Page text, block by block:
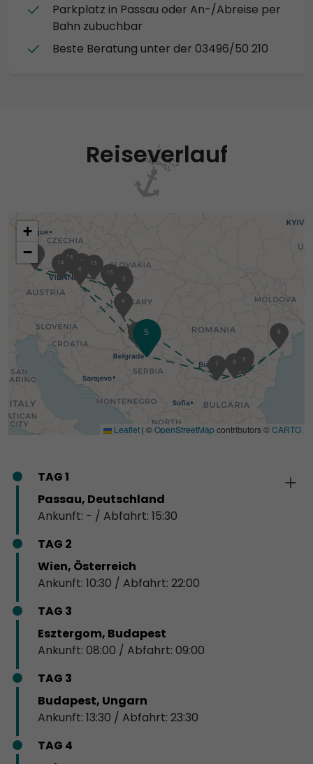
Parkplatz in Passau oder An-/Abreise per
Bahn zubuchbar
Beste Beratung unter der 03496/50 210
Reiseverlauf
2
3
4
5
6
7
7
8
9
9
11
13
13
14
14
15
+
−
Leaflet | ©OpenStreetMapcontributors ©CARTO
TAG 1
Passau, Deutschland
Ankunft: - / Abfahrt: 15:30
TAG 2
Wien, Österreich
Ankunft: 10:30 / Abfahrt: 22:00
TAG 3
Esztergom, Budapest
Ankunft: 08:00 / Abfahrt: 09:00
TAG 3
Budapest, Ungarn
Ankunft: 13:30 / Abfahrt: 23:30
TAG 4